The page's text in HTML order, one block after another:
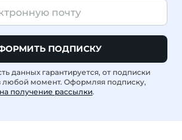
ПОДПИСКУ
данных гарантируется, от подписки
любой момент. Оформляя подписку,
получение рассылки.